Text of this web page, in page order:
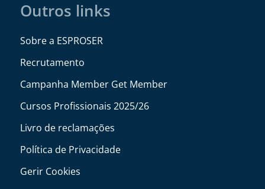
Outros links
Sobre a ESPROSER
Recrutamento
Campanha Member Get Member
Cursos Profissionais 2025/26
Livro de reclamações
Política de Privacidade
Gerir Cookies